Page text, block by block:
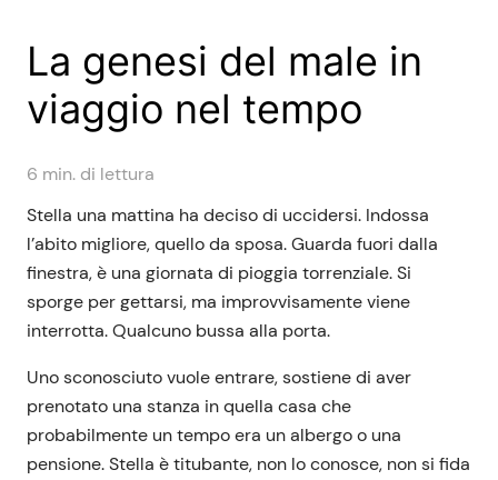
La genesi del male in
viaggio nel tempo
6 min. di lettura
Stella una mattina ha deciso di uccidersi. Indossa
l’abito migliore, quello da sposa. Guarda fuori dalla
finestra, è una giornata di pioggia torrenziale. Si
sporge per gettarsi, ma improvvisamente viene
interrotta. Qualcuno bussa alla porta.
Uno sconosciuto vuole entrare, sostiene di aver
prenotato una stanza in quella casa che
probabilmente un tempo era un albergo o una
pensione. Stella è titubante, non lo conosce, non si fida